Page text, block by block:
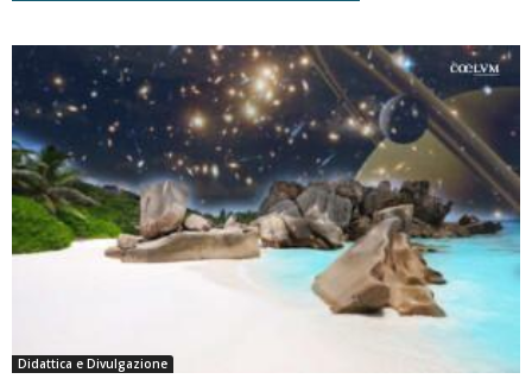
Didattica e Divulgazione